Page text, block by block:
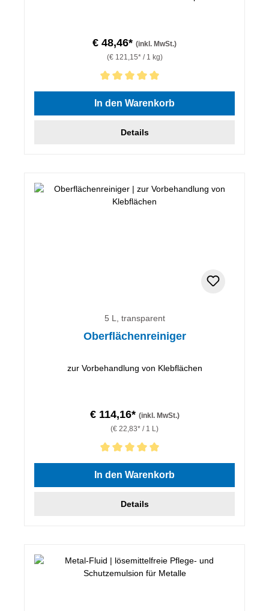
€ 48,46* (inkl. MwSt.)
(€ 121,15* / 1 kg)
Durchschnittliche Bewertung von 5 von 5 Sternen
In den Warenkorb
Details
5 L, transparent
Oberflächenreiniger
zur Vorbehandlung von Klebflächen
€ 114,16* (inkl. MwSt.)
(€ 22,83* / 1 L)
Durchschnittliche Bewertung von 5 von 5 Sternen
In den Warenkorb
Details